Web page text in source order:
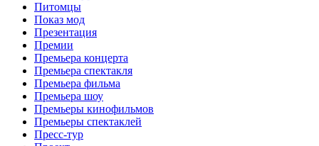
Питомцы
Показ мод
Презентация
Премии
Премьера концерта
Премьера спектакля
Премьера фильма
Премьера шоу
Премьеры кинофильмов
Премьеры спектаклей
Пресс-тур